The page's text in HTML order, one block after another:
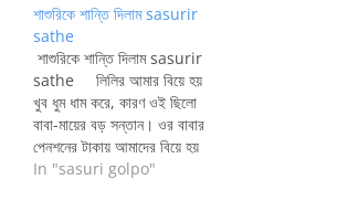
আমাদের বিয়ে হয় প্রায় বছর খানেক
আগে। আমাদের বিয়ের পরে ওর মা
আমাদের সাথেই থাকতো, কারণ ওর
বাবা ছিলো না।…
শাশুরিকে শান্তি দিলাম sasurir
sathe
শাশুরিকে শান্তি দিলাম sasurir
sathe লিলির আমার বিয়ে হয়
খুব ধুম ধাম করে, কারণ ওই ছিলো
বাবা-মায়ের বড় সন্তান। ওর বাবার
পেনশনের টাকায় আমাদের বিয়ে হয়
প্রায় বছর খানেক আগে। আমাদের
In "sasuri golpo"